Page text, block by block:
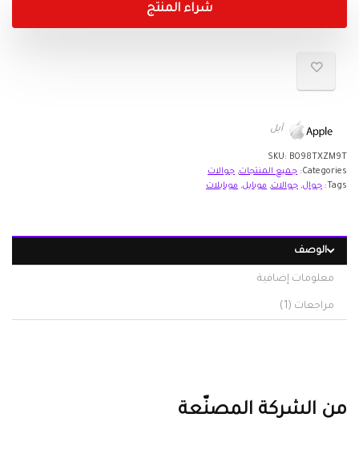
شراء المنتج
أبل
SKU: B098TXZM9T
Categories: جميع المنتجات, جوالات
Tags:
جوال, جوالات, موبايل, موبايلات
الوصف
معلومات إضافية
مراجعات (1)
من الشركة المصنّعة